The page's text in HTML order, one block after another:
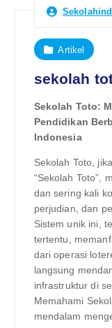
Artikel
sekolah
Sekolah Toto:
Pendidikan
Indonesia
Sekolah Toto,
“Sekolah Toto”,
dan sering kali
perjudian, dan
Sistem unik ini,
tertentu,
dari operasi
langsung
infrastruktur di
Memahami
mendalam